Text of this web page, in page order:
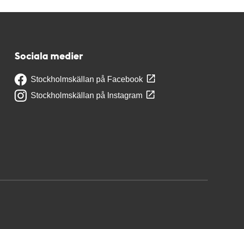
Sociala medier
Stockholmskällan på Facebook
Stockholmskällan på Instagram